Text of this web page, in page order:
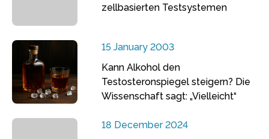
zellbasierten Testsystemen
15 January 2003
Kann Alkohol den
Testosteronspiegel steigern? Die
Wissenschaft sagt: „Vielleicht“
18 December 2024